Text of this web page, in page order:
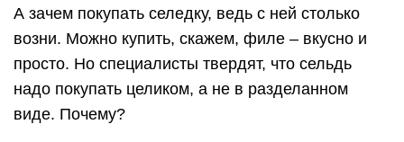
А зачем покупать селедку, ведь с ней столько
возни. Можно купить, скажем, филе – вкусно и
просто. Но специалисты твердят, что сельдь
надо покупать целиком, а не в разделанном
виде. Почему?